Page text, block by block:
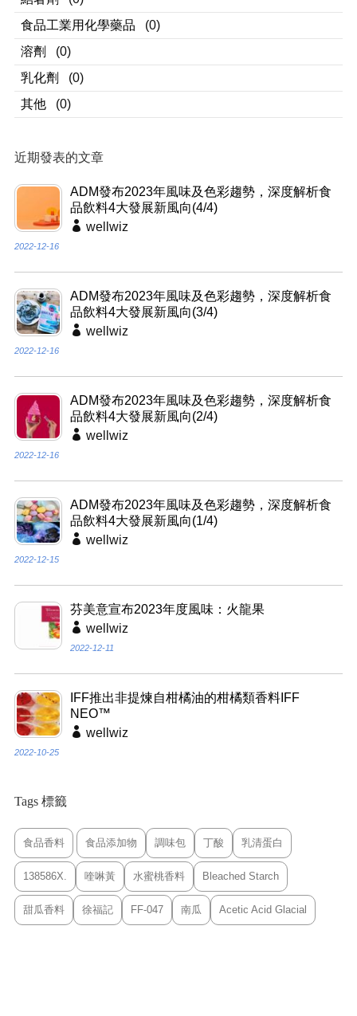
食品工業用化學藥品
(0)
溶劑
(0)
乳化劑
(0)
其他
(0)
近期發表的文章
ADM發布2023年風味及色彩趨勢，深度解析食
品飲料4大發展新風向(4/4)
wellwiz
2022-12-16
ADM發布2023年風味及色彩趨勢，深度解析食
品飲料4大發展新風向(3/4)
wellwiz
2022-12-16
ADM發布2023年風味及色彩趨勢，深度解析食
品飲料4大發展新風向(2/4)
wellwiz
2022-12-16
ADM發布2023年風味及色彩趨勢，深度解析食
品飲料4大發展新風向(1/4)
wellwiz
2022-12-15
芬美意宣布2023年度風味：火龍果
wellwiz
2022-12-11
IFF推出非提煉自柑橘油的柑橘類香料IFF
NEO™
wellwiz
2022-10-25
Tags 標籤
食品香料 食品添加物 調味包 丁酸 乳清蛋白
138586X. 喹啉黃 水蜜桃香料 Bleached Starch
甜瓜香料 徐福記 FF-047 南瓜 Acetic Acid Glacial